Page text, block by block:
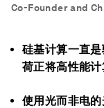
Co-Founder and
硅基计算一直
荷正将高性能计
使用光而非电